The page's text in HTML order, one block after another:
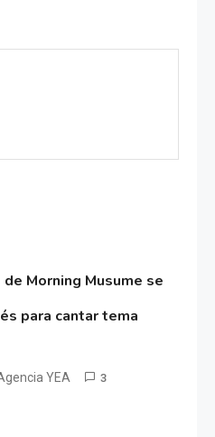
Morning Musume se
para cantar tema
YEA 3